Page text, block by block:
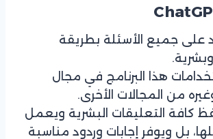
على جميع الأسئلة بطريقة
هذا البرنامج في مجال
من المجالات الأخرى.
كافة التعليقات البشرية ويعمل
بل ويوفر إجابات وردود مناسبة